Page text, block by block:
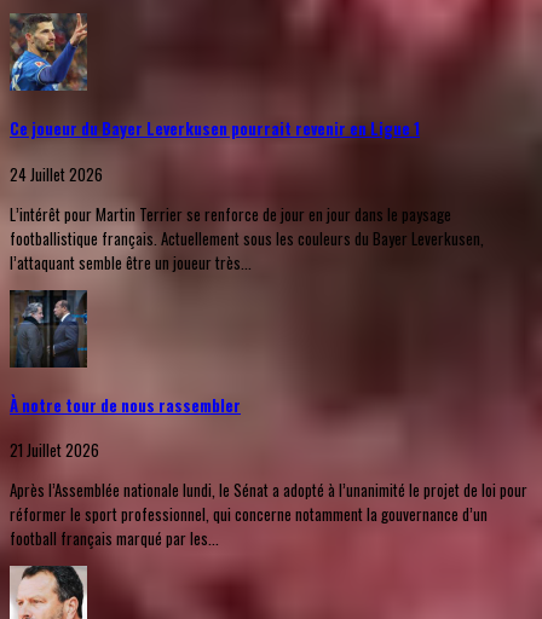
Ce joueur du Bayer Leverkusen pourrait revenir en Ligue 1
24 Juillet 2026
L’intérêt pour Martin Terrier se renforce de jour en jour dans le paysage
footballistique français. Actuellement sous les couleurs du Bayer Leverkusen,
l’attaquant semble être un joueur très...
À notre tour de nous rassembler
21 Juillet 2026
Après l’Assemblée nationale lundi, le Sénat a adopté à l’unanimité le projet de loi pour
réformer le sport professionnel, qui concerne notamment la gouvernance d’un
football français marqué par les...